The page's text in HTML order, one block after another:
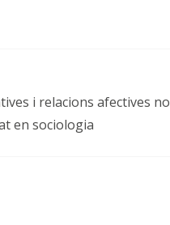
i relacions afectives no
en sociologia